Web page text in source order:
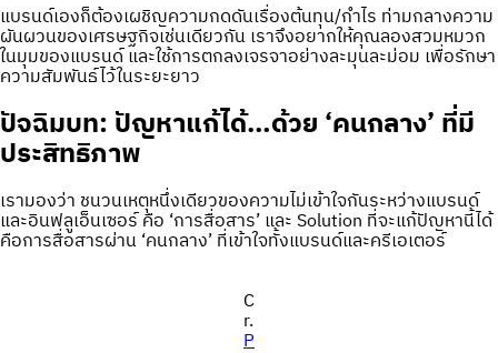
แบรนด์เองก็ต้องเผชิญความกดดันเรื่องต้นทุน/กำไร ท่ามกลางความ
ผันผวนของเศรษฐกิจเช่นเดียวกัน เราจึงอยากให้คุณลองสวมหมวก
ในมุมของแบรนด์ และใช้การตกลงเจรจาอย่างละมุนละม่อม เพื่อรักษา
ความสัมพันธ์ไว้ในระยะยาว
ปัจฉิมบท: ปัญหาแก้ได้…ด้วย ‘คนกลาง’ ที่มี
ประสิทธิภาพ
เรามองว่า ชนวนเหตุหนึ่งเดียวของความไม่เข้าใจกันระหว่างแบรนด์
และอินฟลูเอ็นเซอร์ คือ ‘การสื่อสาร’ และ Solution ที่จะแก้ปัญหานี้ได้
คือการสื่อสารผ่าน ‘คนกลาง’ ที่เข้าใจทั้งแบรนด์และครีเอเตอร์
C
r.
P